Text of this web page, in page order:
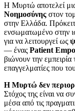
Η Μυρτώ αποτελεί
Νοημοσύνης στον
στην Ελλάδα.
ενσωματωμένο στην
για να λειτουργεί ως
— ένας Patient
βιώνουν την εμπειρία
επαγγελματίες που
Η Μυρτώ δεν
Στόχος της είναι να
μέσα από τις